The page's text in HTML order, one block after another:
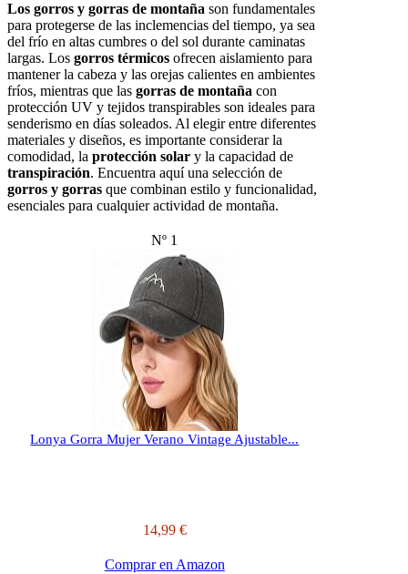
Los gorros y gorras de montaña son fundamentales
para protegerse de las inclemencias del tiempo, ya sea
del frío en altas cumbres o del sol durante caminatas
largas. Los gorros térmicos ofrecen aislamiento para
mantener la cabeza y las orejas calientes en ambientes
fríos, mientras que las gorras de montaña con
protección UV y tejidos transpirables son ideales para
senderismo en días soleados. Al elegir entre diferentes
materiales y diseños, es importante considerar la
comodidad, la protección solar y la capacidad de
transpiración. Encuentra aquí una selección de
gorros y gorras que combinan estilo y funcionalidad,
esenciales para cualquier actividad de montaña.
Nº 1
Lonya Gorra Mujer Verano Vintage Ajustable...
14,99 €
Comprar en Amazon